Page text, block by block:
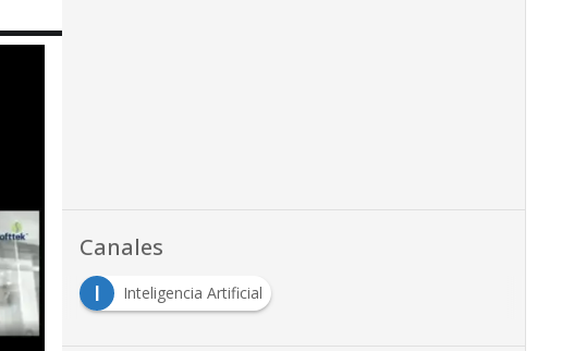
Canales
I
Inteligencia Artificial